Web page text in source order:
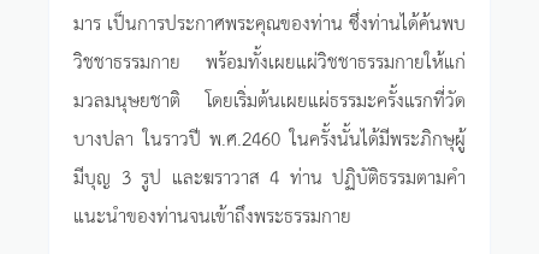
มาร เป็นการประกาศพระคุณของท่าน ซึ่งท่านได้ค้นพบ
วิชชาธรรมกาย พร้อมทั้งเผยแผ่วิชชาธรรมกายให้แก่
มวลมนุษยชาติ โดยเริ่มต้นเผยแผ่ธรรมะครั้งแรกที่วัด
บางปลา ในราวปี พ.ศ.2460 ในครั้งนั้นได้มีพระภิกษุผู้
มีบุญ 3 รูป และฆราวาส 4 ท่าน ปฏิบัติธรรมตามคำ
แนะนำของท่านจนเข้าถึงพระธรรมกาย